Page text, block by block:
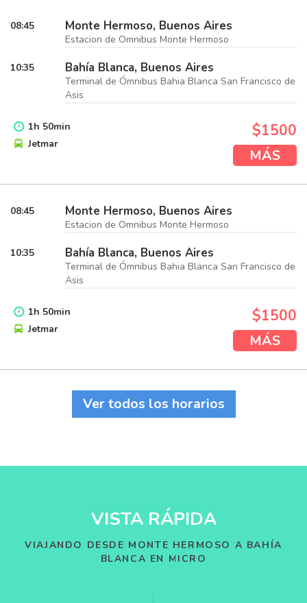
08:45 Monte Hermoso, Buenos Aires
Estacion de Omnibus Monte Hermoso
10:35 Bahía Blanca, Buenos Aires
Terminal de Ómnibus Bahia Blanca San Francisco de
Asis
1h 50min
Jetmar
$1500
MÁS
08:45 Monte Hermoso, Buenos Aires
Estacion de Omnibus Monte Hermoso
10:35 Bahía Blanca, Buenos Aires
Terminal de Ómnibus Bahia Blanca San Francisco de
Asis
1h 50min
Jetmar
$1500
MÁS
Ver todos los horarios
VISTA RÁPIDA
VIAJANDO DESDE MONTE HERMOSO A BAHÍA
BLANCA EN MICRO